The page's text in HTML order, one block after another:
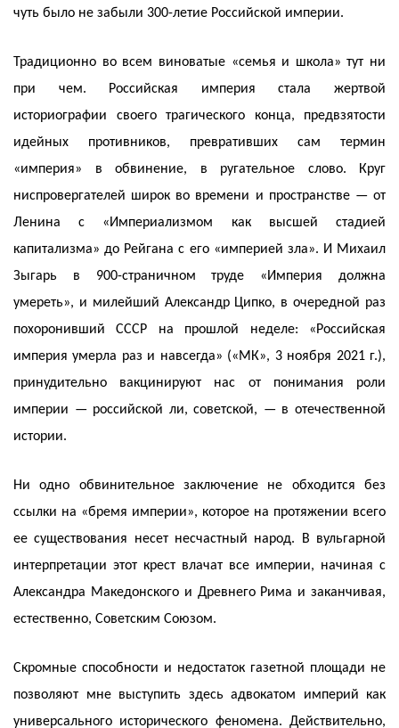
чуть было не забыли 300-летие Российской империи.
Традиционно во всем виноватые «семья и школа» тут ни
при чем. Российская империя стала жертвой
историографии своего трагического конца, предвзятости
идейных противников, превративших сам термин
«империя» в обвинение, в ругательное слово. Круг
ниспровергателей широк во времени и пространстве — от
Ленина с «Империализмом как высшей стадией
капитализма» до Рейгана с его «империей зла». И Михаил
Зыгарь в 900-страничном труде «Империя должна
умереть», и милейший Александр Ципко, в очередной раз
похоронивший СССР на прошлой неделе: «Российская
империя умерла раз и навсегда» («МК», 3 ноября 2021 г.),
принудительно вакцинируют нас от понимания роли
империи — российской ли, советской, — в отечественной
истории.
Ни одно обвинительное заключение не обходится без
ссылки на «бремя империи», которое на протяжении всего
ее существования несет несчастный народ. В вульгарной
интерпретации этот крест влачат все империи, начиная с
Александра Македонского и Древнего Рима и заканчивая,
естественно, Советским Союзом.
Скромные способности и недостаток газетной площади не
позволяют мне выступить здесь адвокатом империй как
универсального исторического феномена. Действительно,